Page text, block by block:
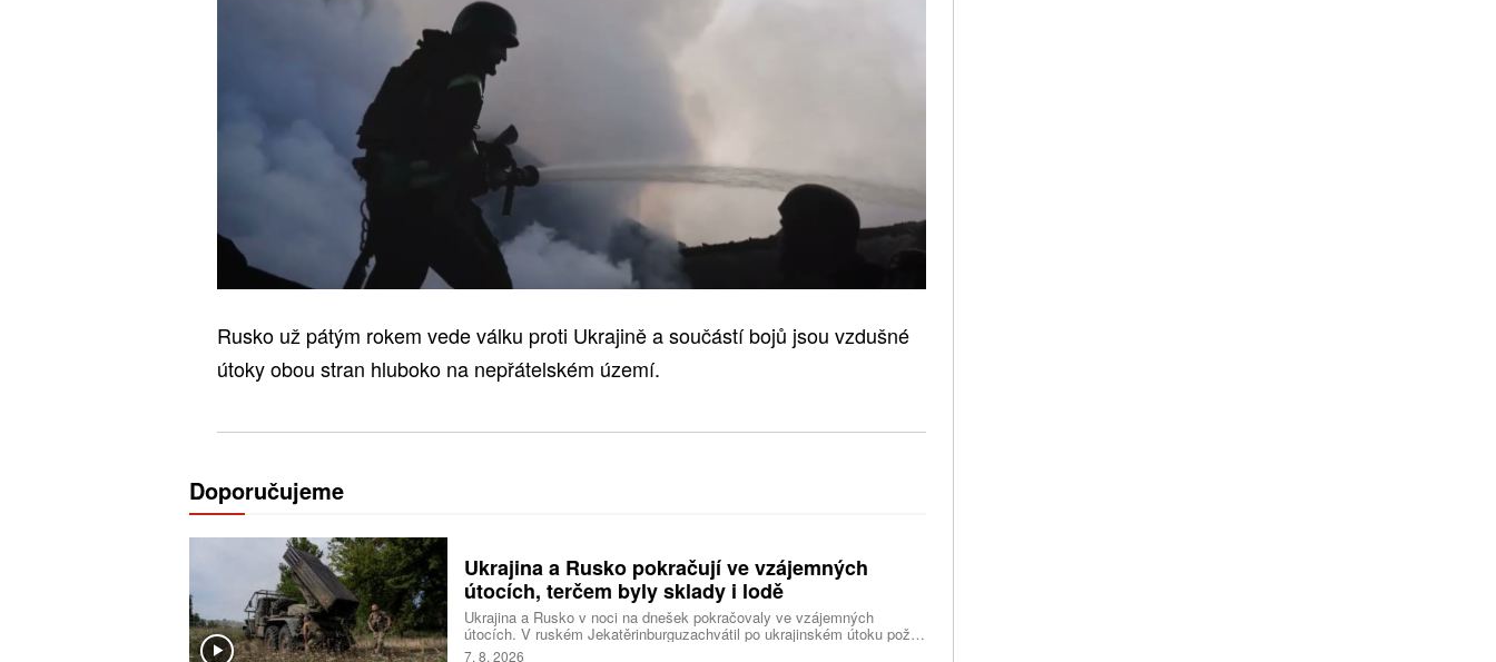
Rusko už pátým rokem vede válku proti Ukrajině a součástí bojů jsou vzdušné
útoky obou stran hluboko na nepřátelském území.
Doporučujeme
Ukrajina a Rusko pokračují ve vzájemných
útocích, terčem byly sklady i lodě
Ukrajina a Rusko v noci na dnešek pokračovaly ve vzájemných
útocích. V ruském Jekatěrinburguzachvátil po ukrajinském útoku požár
logistické centrum ruského internetového prodejce Wildberries.
7. 8. 2026